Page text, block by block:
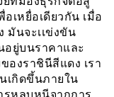
เหยื่อเดียวกัน เมื่อ
มันจะเเข่งขัน
อยู่บนราคาและ
องราชินีสีแดง เรา
เกิดขึ้นภายใน
รหลบหนีจากการ